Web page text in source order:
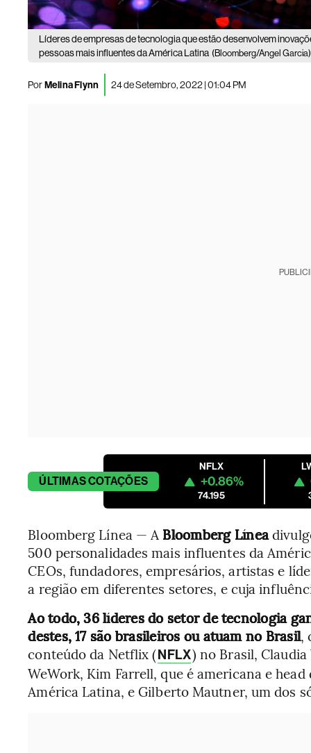
Líderes de empresas de tecnologia que estão desenvolvem
pessoas mais influentes da América Latina (Bloomberg/Angel Garcia)
PorMelina Flynn 24 de Setembro, 2022 | 01:04 PM
ÚLTIMASCOTAÇÕES
NFLX
+0.86%
74.195
Bloomberg Línea — A Bloomberg Línea
500 personalidades mais influentes da
CEOs, fundadores, empresários, artistas e
a região em diferentes setores, e cuja
Ao todo, 36 líderes do setor de tecnologia
destes, 17 são brasileiros ou atuam no Brasil,
conteúdo da Netflix (NFLX) no Brasil,
WeWork, Kim Farrell, que é americana e
América Latina, e Gilberto Mautner, um dos